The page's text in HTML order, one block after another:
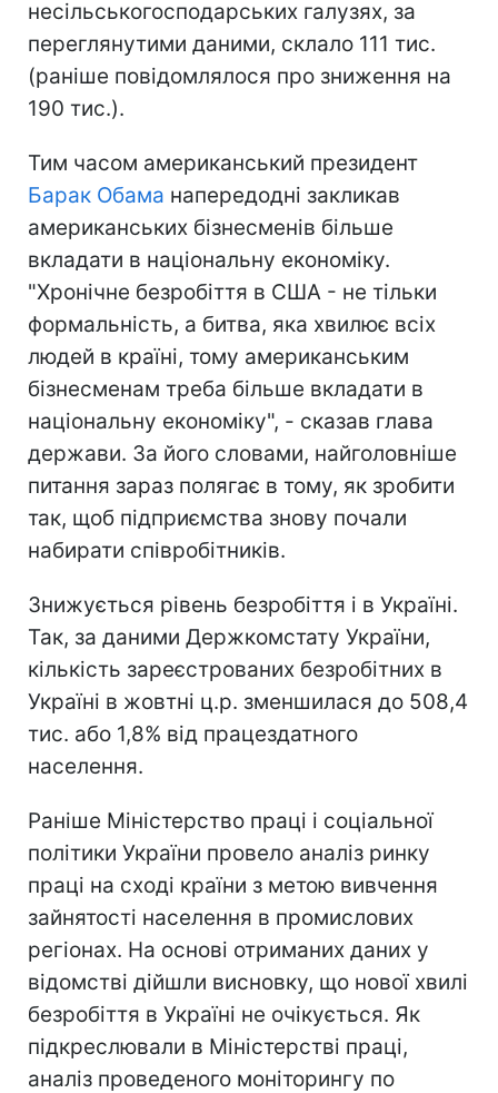
несільськогосподарських галузях, за
переглянутими даними, склало 111 тис.
(раніше повідомлялося про зниження на
190 тис.).
Тим часом американський президент
Барак Обама напередодні закликав
американських бізнесменів більше
вкладати в національну економіку.
"Хронічне безробіття в США - не тільки
формальність, а битва, яка хвилює всіх
людей в країні, тому американським
бізнесменам треба більше вкладати в
національну економіку", - сказав глава
держави. За його словами, найголовніше
питання зараз полягає в тому, як зробити
так, щоб підприємства знову почали
набирати співробітників.
Знижується рівень безробіття і в Україні.
Так, за даними Держкомстату України,
кількість зареєстрованих безробітних в
Україні в жовтні ц.р. зменшилася до 508,4
тис. або 1,8% від працездатного
населення.
Раніше Міністерство праці і соціальної
політики України провело аналіз ринку
праці на сході країни з метою вивчення
зайнятості населення в промислових
регіонах. На основі отриманих даних у
відомстві дійшли висновку, що нової хвилі
безробіття в Україні не очікується. Як
підкреслювали в Міністерстві праці,
аналіз проведеного моніторингу по